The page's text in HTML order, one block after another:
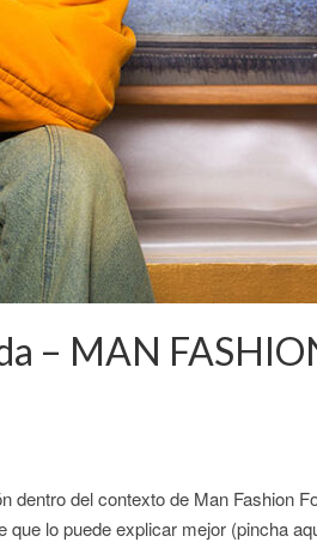
– MAN
dentro del contexto de Man Fashion
que lo puede explicar mejor (pincha